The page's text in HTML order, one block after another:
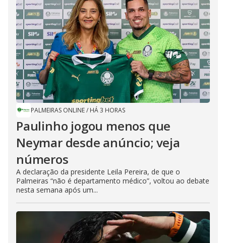
PALMEIRAS ONLINE/ HÁ 3 HORAS
Paulinho jogou menos que
Neymar desde anúncio; veja
números
A declaração da presidente Leila Pereira, de que o
Palmeiras “não é departamento médico”, voltou ao debate
nesta semana após um...